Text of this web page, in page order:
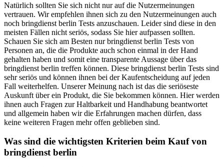
Natürlich sollten Sie sich nicht nur auf die Nutzermeinungen
vertrauen. Wir empfehlen ihnen sich zu den Nutzermeinungen auch
noch bringdienst berlin Tests anzuschauen. Leider sind diese in den
meisten Fällen nicht seriös, sodass Sie hier aufpassen sollten.
Schauen Sie sich am Besten nur bringdienst berlin Tests von
Personen an, die die Produkte auch schon einmal in der Hand
gehalten haben und somit eine transparente Aussage über das
bringdienst berlin treffen können. Diese bringdienst berlin Tests sind
sehr seriös und können ihnen bei der Kaufentscheidung auf jeden
Fall weiterhelfen. Unserer Meinung nach ist das die seriöseste
Auskunft über ein Produkt, die Sie bekommen können. Hier werden
ihnen auch Fragen zur Haltbarkeit und Handhabung beantwortet
und allgemein haben wir die Erfahrungen machen dürfen, dass
keine weiteren Fragen mehr offen geblieben sind.
Was sind die wichtigsten Kriterien beim Kauf von
bringdienst berlin